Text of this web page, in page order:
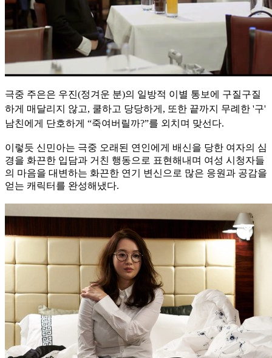
극중 주은은 우진(정겨운 분)의 일방적 이별 통보에 구질구질
하게 매달리지 않고, 쿨하고 당당하게, 또한 끝까지 무례한 '구'
남친에게 단호하게 “죽여버릴까?”를 외치며 맞선다.
이렇듯 신민아는 극중 오래된 연인에게 배신을 당한 여자의 심
경을 화끈한 입담과 거친 행동으로 표현해내며 여성 시청자들
의 마음을 대변하는 화끈한 연기 변신으로 많은 응원과 공감을
얻는 캐릭터를 완성해냈다.